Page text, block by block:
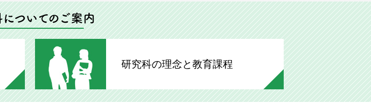
研究科についてのご案内
研究科の理念と教育課程